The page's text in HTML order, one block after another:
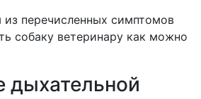
перечисленных симптомов
собаку ветеринару как можно
дыхательной